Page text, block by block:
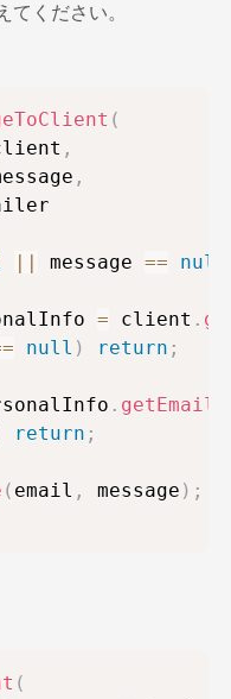
てください。
(
,
,
|| message == null
= client .
null ) return ;
. getEmail
return ;
( email , message ) ;
(